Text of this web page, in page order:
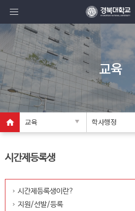
교육
교육 학사행정
시간제등록생
시간제등록생이란?
지원/선발/등록